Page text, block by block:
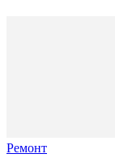
Ремонт